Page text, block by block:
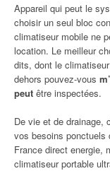
Appareil qui peut le
choisir un seul bloc
climatiseur mobile ne
location. Le meilleur
dits, dont le
dehors pouvez-vous
peut être inspectées.
De vie et de drainage,
vos besoins ponctuels
France direct energie,
climatiseur portable